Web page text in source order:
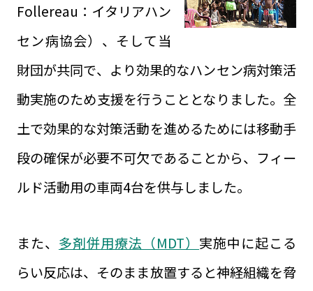
Follereau：イタリアハン
セン病協会）、そして当
財団が共同で、より効果的なハンセン病対策活
動実施のため支援を行うこととなりました。全
土で効果的な対策活動を進めるためには移動手
段の確保が必要不可欠であることから、フィー
ルド活動用の車両4台を供与しました。
また、 多剤併用療法（MDT） 実施中に起こる
らい反応は、そのまま放置すると神経組織を脅